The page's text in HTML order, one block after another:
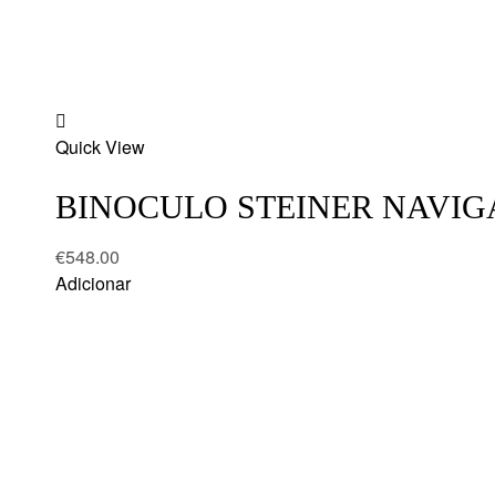
to
Quick View
BINOCULO STEINER
€548.00
Adicionar